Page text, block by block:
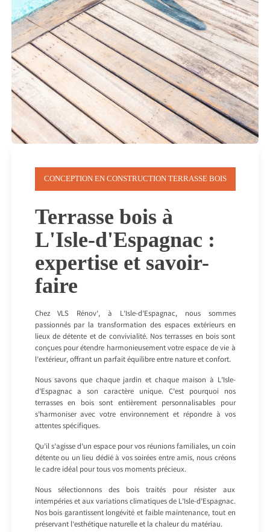
CONCEPTION EN CONSTRUCTION TERRASSE BOIS
Terrasse bois à
L'Isle-d'Espagnac :
expertise et savoir-
faire
Chez VLS Rénov’, à L’Isle-d’Espagnac, nous sommes
passionnés par la transformation des espaces extérieurs en
lieux de détente et de convivialité. Nos terrasses en bois sont
conçues pour étendre harmonieusement votre espace de vie à
l’extérieur, offrant un parfait équilibre entre nature et confort.
Nous savons que chaque jardin et chaque maison à L’Isle-
d’Espagnac a son caractère unique. C’est pourquoi nos
terrasses en bois sont entièrement personnalisables pour
s’harmoniser avec votre environnement et répondre à vos
attentes spécifiques.
Qu’il s’agisse d’un espace pour vos réunions familiales, un coin
détente ou un lieu dédié à vos soirées entre amis, nous créons
le cadre idéal pour tous vos moments précieux.
Nous sélectionnons des bois traités pour résister aux
intempéries et aux variations climatiques de L’Isle-d’Espagnac.
Nos bois garantissent longévité et faible maintenance, tout en
préservant l’esthétique naturelle et la chaleur du matériau.